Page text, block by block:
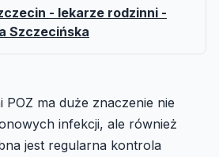
- lekarze rodzinni -
Szczecińska
ma duże znaczenie nie
infekcji, ale również
jest regularna kontrola